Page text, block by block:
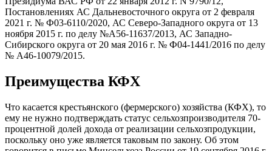
Постановлениях АС Дальневосточного округа от 2 февраля
2021 г. № Ф03-6110/2020, АС Северо-Западного округа от 13
ноября 2015 г. по делу №А56-11637/2013, АС Западно-
Сибирского округа от 20 мая 2016 г. № Ф04-1441/2016 по делу
№ А46-10079/2015.
Преимущества КФХ
Что касается крестьянского (фермерского) хозяйства (КФХ), то
ему не нужно подтверждать статус сельхозпроизводителя 70-
процентной долей дохода от реализации сельхозпродукции,
поскольку оно уже является таковым по закону. Об этом